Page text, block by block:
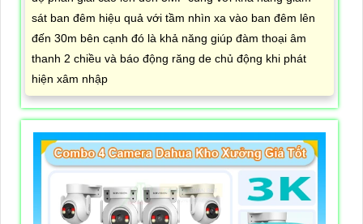
sát ban đêm hiệu quả với tầm nhìn xa vào ban đêm lên
đến 30m bên cạnh đó là khả năng giúp đàm thoại âm
thanh 2 chiều và báo động răng de chủ động khi phát
hiện xâm nhập